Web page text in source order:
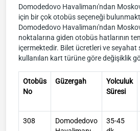
Domodedovo Havalimanı'ndan
için bir çok otobüs seçeneği
Domodedovo Havalimanı'ndan
noktalarına giden otobüs hatlarının
içermektedir. Bilet ücretleri ve seyahat
kullanılan kart türüne göre değişiklik
Otobüs
No
Güzergah
Yolculuk
Süresi
308
Domodedovo
35-45